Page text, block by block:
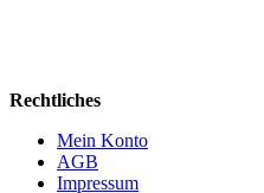
Rechtliches
Mein Konto
AGB
Impressum